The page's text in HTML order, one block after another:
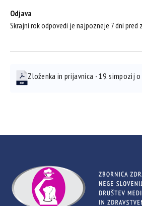
Odjava
Skrajni rok odpovedi je najpozneje 7 dni
Zloženka in prijavnica - 19. simpozij o